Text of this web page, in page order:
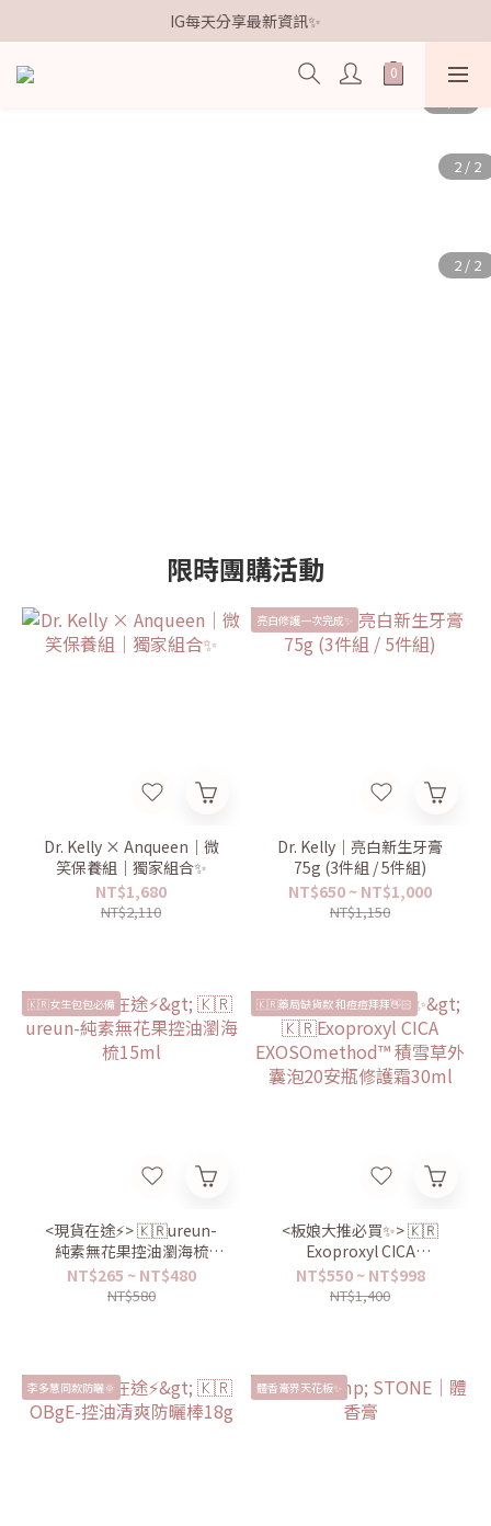
歡迎加入鐵粉社群🎟️
IG每天分享最新資訊✨
歡迎加入鐵粉社群🎟️
限時團購活動
Dr. Kelly × Anqueen｜微
笑保養組｜獨家組合✨
NT$1,680
NT$2,110
亮白修護一次完成✨
Dr. Kelly｜亮白新生牙膏
75g (3件組 / 5件組)
NT$650 ~ NT$1,000
NT$1,150
🇰🇷女生包包必備
<現貨在途⚡️> 🇰🇷ureun-
純素無花果控油瀏海梳
15ml
NT$265 ~ NT$480
NT$580
🇰🇷藥局缺貨款 和痘痘拜拜👋🏻
<板娘大推必買✨> 🇰🇷
Exoproxyl CICA
EXOSOmethod™ 積雪草外
囊泡20安瓶修護霜30ml
NT$550 ~ NT$998
NT$1,400
李多慧同款防曬🌞 體香膏界天花板✨